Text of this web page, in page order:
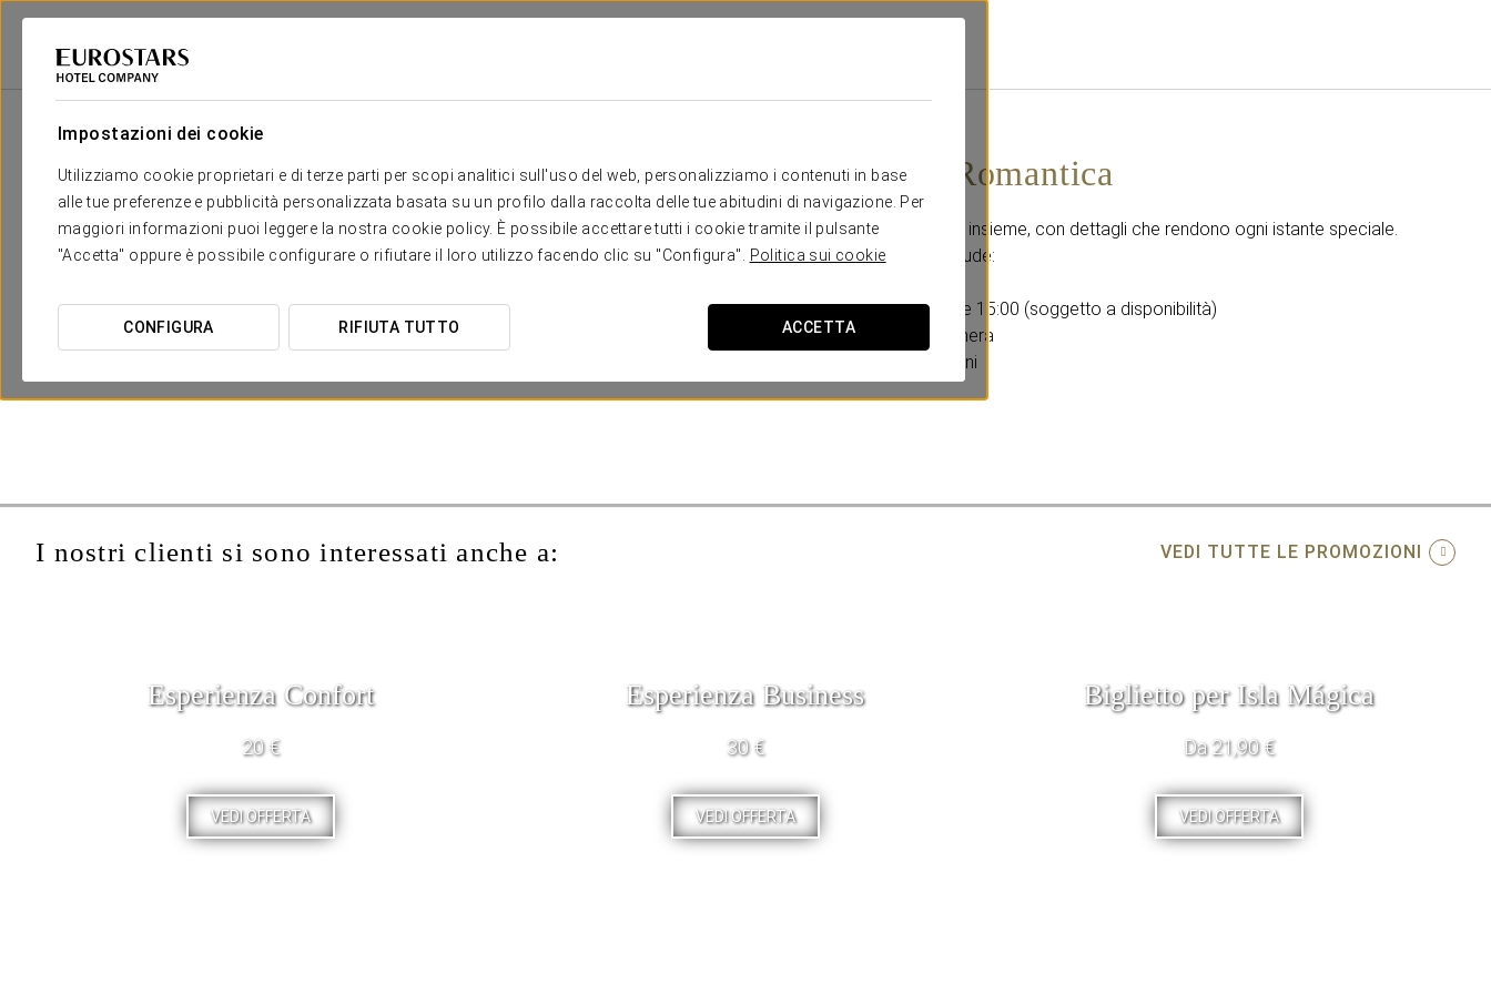
Impostazioni dei cookie
Utilizziamo cookie proprietari e di terze parti per scopi analitici sull'uso del web, personalizziamo i contenuti in base
alle tue preferenze e pubblicità personalizzata basata su un profilo dalla raccolta delle tue abitudini di navigazione. Per
maggiori informazioni puoi leggere la nostra cookie policy. È possibile accettare tutti i cookie tramite il pulsante
"Accetta" oppure è possibile configurare o rifiutare il loro utilizzo facendo clic su "Configura".
Politica sui cookie
CONFIGURA RIFIUTA TUTTO ACCETTA
Eurostars Hotel Company
Esperienza Romantica
Un momento da godere insieme, con dettagli che rendono ogni istante speciale.
Questa promozione include:
- Late check-out fino alle 15:00 (soggetto a disponibilità)
- Bottiglia di cava in camera
- Selezione di cioccolatini
I nostri clienti si sono interessati anche a: VEDI TUTTE LE PROMOZIONI
Esperienza Confort
20 €
VEDI OFFERTA
Esperienza Business
30 €
VEDI OFFERTA
Biglietto per Isla Mágica
Da 21,90 €
VEDI OFFERTA